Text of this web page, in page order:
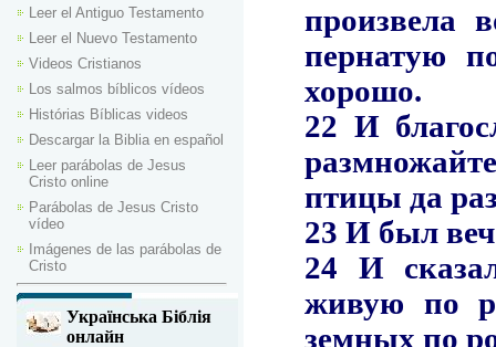
Leer el Antiguo Testamento
Leer el Nuevo Testamento
Videos Cristianos
Los salmos bíblicos vídeos
Histórias Bíblicas videos
Descargar la Biblia en español
Leer parábolas de Jesus
Cristo online
Parábolas de Jesus Cristo
vídeo
Imágenes de las parábolas de
Cristo
Українська Біблія
онлайн